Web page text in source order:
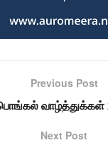
Previous Post
வாழ்த்துக்கள்
Next Post